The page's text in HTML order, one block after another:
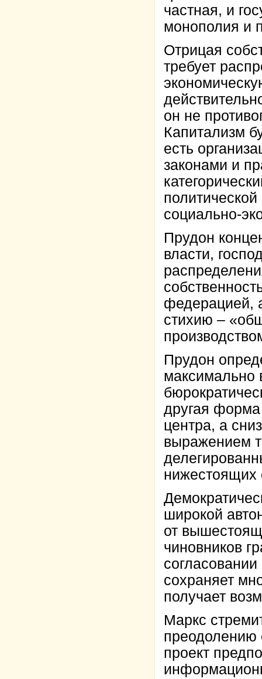
частная, и
монополия и
Отрицая
требует
он не
Капитализм
есть
законами и
социально-
Прудон
власти,
федерацией,
стихию –
Прудон
максимально
другая форма
центра, а
выражением
нижестоящих
широкой
от
чиновников
сохраняет
получает
Маркс
преодолению
проект